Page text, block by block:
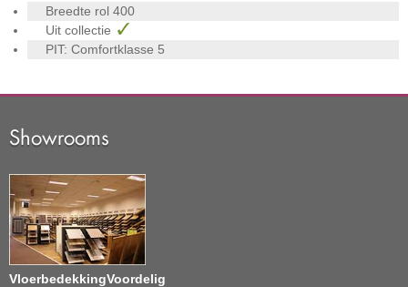
Breedte rol 400
Uit collectie
PIT: Comfortklasse 5
Showrooms
VloerbedekkingVoordelig